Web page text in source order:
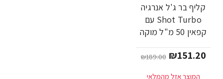
-20%
קליף בר ג'ל אנרגיה
Shot Turbo עם
קפאין 50 מ"ל מוקה
מבית CLIF Bar
₪151.20
₪189.00